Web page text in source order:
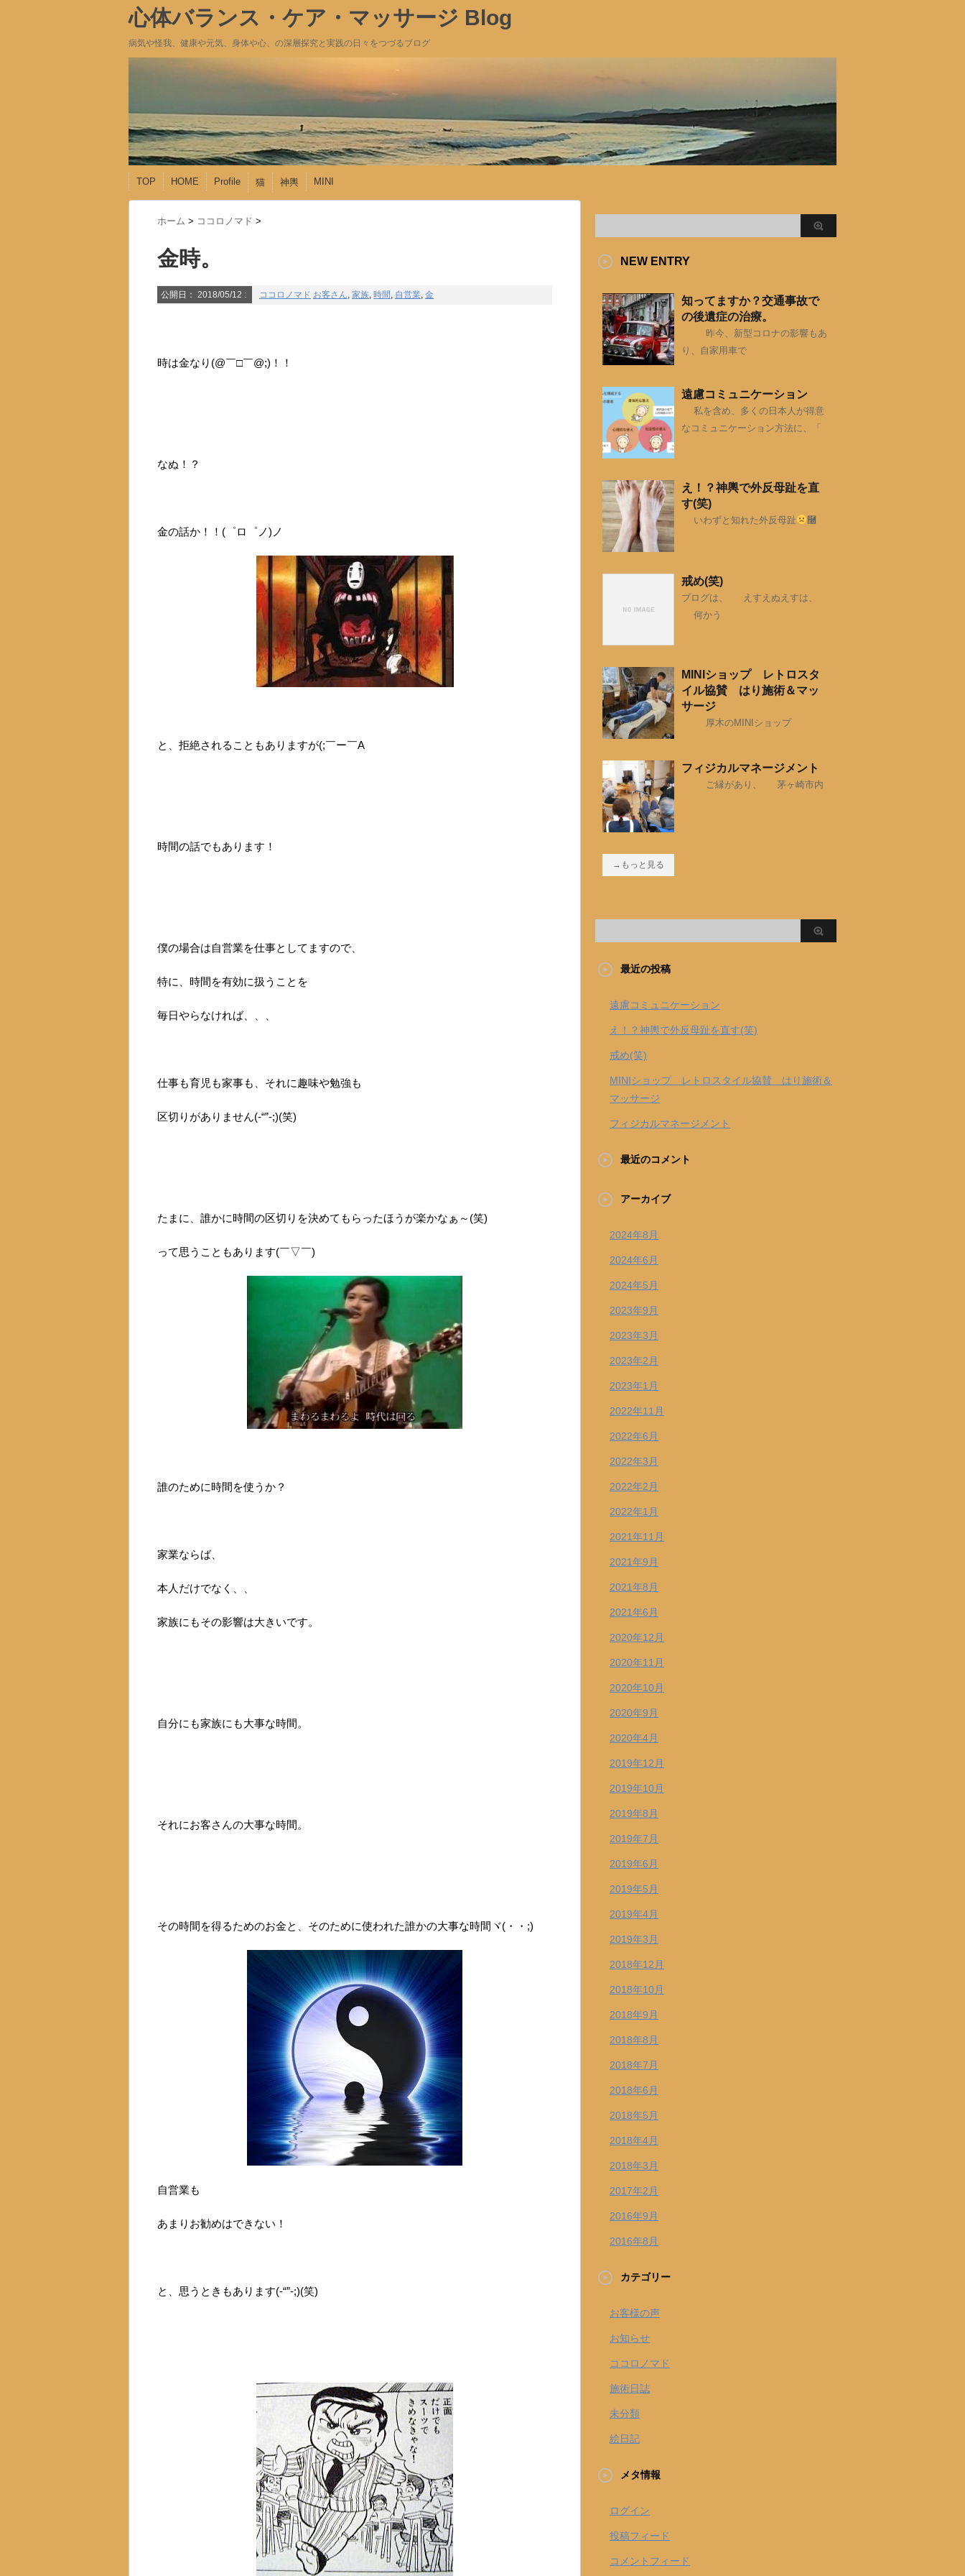
心体バランス・ケア・マッサージ Blog
病気や怪我、健康や元気、身体や心、の深層探究と実践の日々をつづるブログ
TOP HOME Profile 猫 神輿 MINI
ホーム > ココロノマド >
金時。
公開日： 2018/05/12 : ココロノマド お客さん, 家族, 時間 , 自営業, 金
時は金なり(@￣□￣@;)！！
なぬ！？
金の話か！！(゜ロ゜ノ)ノ
と、拒絶されることもありますが(;￣ー￣A
時間の話でもあります！
僕の場合は自営業を仕事としてますので、
特に、時間を有効に扱うことを
毎日やらなければ、、、
仕事も育児も家事も、それに趣味や勉強も
区切りがありません(-“”-;)(笑)
たまに、誰かに時間の区切りを決めてもらったほうが楽かなぁ～(笑)
って思うこともあります(￣▽￣)ゞ
誰のために時間を使うか？
家業ならば、
本人だけでなく、、
家族にもその影響は大きいです。
自分にも家族にも大事な時間。
それにお客さんの大事な時間。
その時間を得るためのお金と、そのために使われた誰かの大事な時間ヾ(・・;)
自営業も
あまりお勧めはできない！
と、思うときもあります(-“”-;)(笑)
NEW ENTRY
知ってますか？交通事故で
の後遺症の治療。
昨今、新型コロナの影響もあ
り、自家用車で
遠慮コミュニケーション
私を含め、多くの日本人が得意
なコミュニケーション方法に、「
え！？神輿で外反母趾を直
す(笑)
いわずと知れた外反母趾 ࿠
戒め(笑)
ブログは、 えすえぬえすは、
何かう
MINIショップ レトロスタ
イル協賛 はり施術＆マッ
サージ
厚木のMINIショップ
フィジカルマネージメント
ご縁があり、 茅ヶ崎市内
→もっと見る
最近の投稿
遠慮コミュニケーション
え！？神輿で外反母趾を直す(笑)
戒め(笑)
MINIショップ レトロスタイル協賛 はり施術＆
マッサージ
フィジカルマネージメント
最近のコメント
アーカイブ
2024年8月
2024年6月
2024年5月
2023年9月
2023年3月
2023年2月
2023年1月
2022年11月
2022年6月
2022年3月
2022年2月
2022年1月
2021年11月
2021年9月
2021年8月
2021年6月
2020年12月
2020年11月
2020年10月
2020年9月
2020年4月
2019年12月
2019年10月
2019年8月
2019年7月
2019年6月
2019年5月
2019年4月
2019年3月
2018年12月
2018年10月
2018年9月
2018年8月
2018年7月
2018年6月
2018年5月
2018年4月
2018年3月
2017年2月
2016年9月
2016年8月
カテゴリー
お客様の声
お知らせ
ココロノマド
施術日誌
未分類
絵日記
メタ情報
ログイン
投稿フィード
コメントフィード